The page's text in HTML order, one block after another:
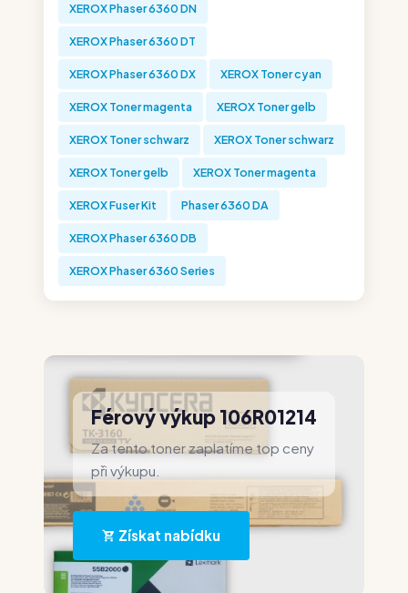
XEROX Phaser 6360 DN
XEROX Phaser 6360 DT
XEROX Phaser 6360 DX XEROX Toner cyan
XEROX Toner magenta XEROX Toner gelb
XEROX Toner schwarz XEROX Toner schwarz
XEROX Toner gelb XEROX Toner magenta
XEROX Fuser Kit Phaser 6360 DA
XEROX Phaser 6360 DB
XEROX Phaser 6360 Series
Férový výkup 106R01214
Za tento toner zaplatíme top ceny
při výkupu.
Získat nabídku